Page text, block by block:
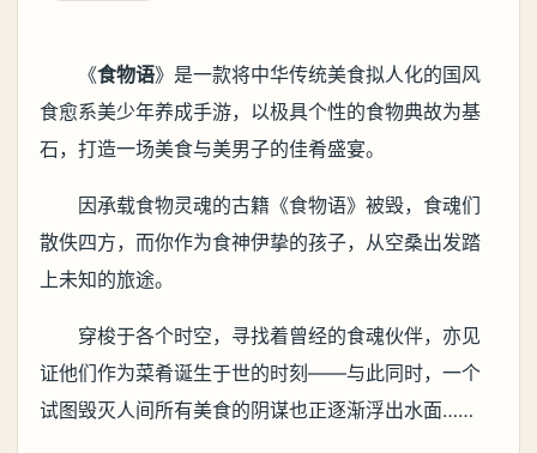
《食物语》是一款将中华传统美食拟人化的国风
食愈系美少年养成手游，以极具个性的食物典故为基
石，打造一场美食与美男子的佳肴盛宴。
因承载食物灵魂的古籍《食物语》被毁，食魂们
散佚四方，而你作为食神伊挚的孩子，从空桑出发踏
上未知的旅途。
穿梭于各个时空，寻找着曾经的食魂伙伴，亦见
证他们作为菜肴诞生于世的时刻——与此同时，一个
试图毁灭人间所有美食的阴谋也正逐渐浮出水面……